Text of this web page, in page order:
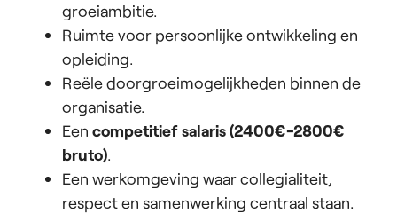
groeiambitie.
Ruimte voor persoonlijke ontwikkeling en
opleiding.
Reële doorgroeimogelijkheden binnen de
organisatie.
Een competitief salaris (2400€-2800€
bruto).
Een werkomgeving waar collegialiteit,
respect en samenwerking centraal staan.